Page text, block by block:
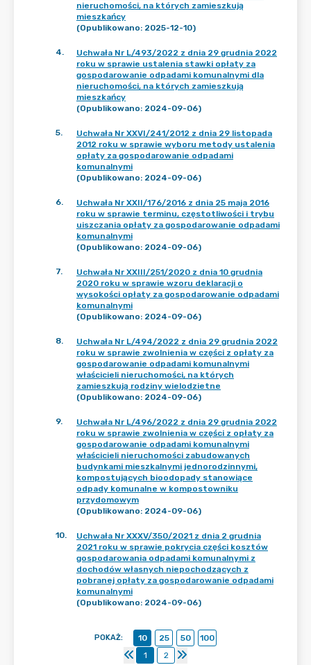
nieruchomości, na których zamieszkują
mieszkańcy
(Opublikowano: 2025-12-10)
4.
Uchwała Nr L/493/2022 z dnia 29 grudnia 2022
roku w sprawie ustalenia stawki opłaty za
gospodarowanie odpadami komunalnymi dla
nieruchomości, na których zamieszkują
mieszkańcy
(Opublikowano: 2024-09-06)
5.
Uchwała Nr XXVI/241/2012 z dnia 29 listopada
2012 roku w sprawie wyboru metody ustalenia
opłaty za gospodarowanie odpadami
komunalnymi
(Opublikowano: 2024-09-06)
6.
Uchwała Nr XXII/176/2016 z dnia 25 maja 2016
roku w sprawie terminu, częstotliwości i trybu
uiszczania opłaty za gospodarowanie odpadami
komunalnymi
(Opublikowano: 2024-09-06)
7.
Uchwała Nr XXIII/251/2020 z dnia 10 grudnia
2020 roku w sprawie wzoru deklaracji o
wysokości opłaty za gospodarowanie odpadami
komunalnymi
(Opublikowano: 2024-09-06)
8.
Uchwała Nr L/494/2022 z dnia 29 grudnia 2022
roku w sprawie zwolnienia w części z opłaty za
gospodarowanie odpadami komunalnymi
właścicieli nieruchomości, na których
zamieszkują rodziny wielodzietne
(Opublikowano: 2024-09-06)
9.
Uchwała Nr L/496/2022 z dnia 29 grudnia 2022
roku w sprawie zwolnienia w części z opłaty za
gospodarowanie odpadami komunalnymi
właścicieli nieruchomości zabudowanych
budynkami mieszkalnymi jednorodzinnymi,
kompostujących bioodopady stanowiące
odpady komunalne w kompostowniku
przydomowym
(Opublikowano: 2024-09-06)
10.
Uchwała Nr XXXV/350/2021 z dnia 2 grudnia
2021 roku w sprawie pokrycia części kosztów
gospodarowania odpadami komunalnymi z
dochodów własnych niepochodzących z
pobranej opłaty za gospodarowanie odpadami
komunalnymi
(Opublikowano: 2024-09-06)
POKAŻ: 10 25 50
100
1
2